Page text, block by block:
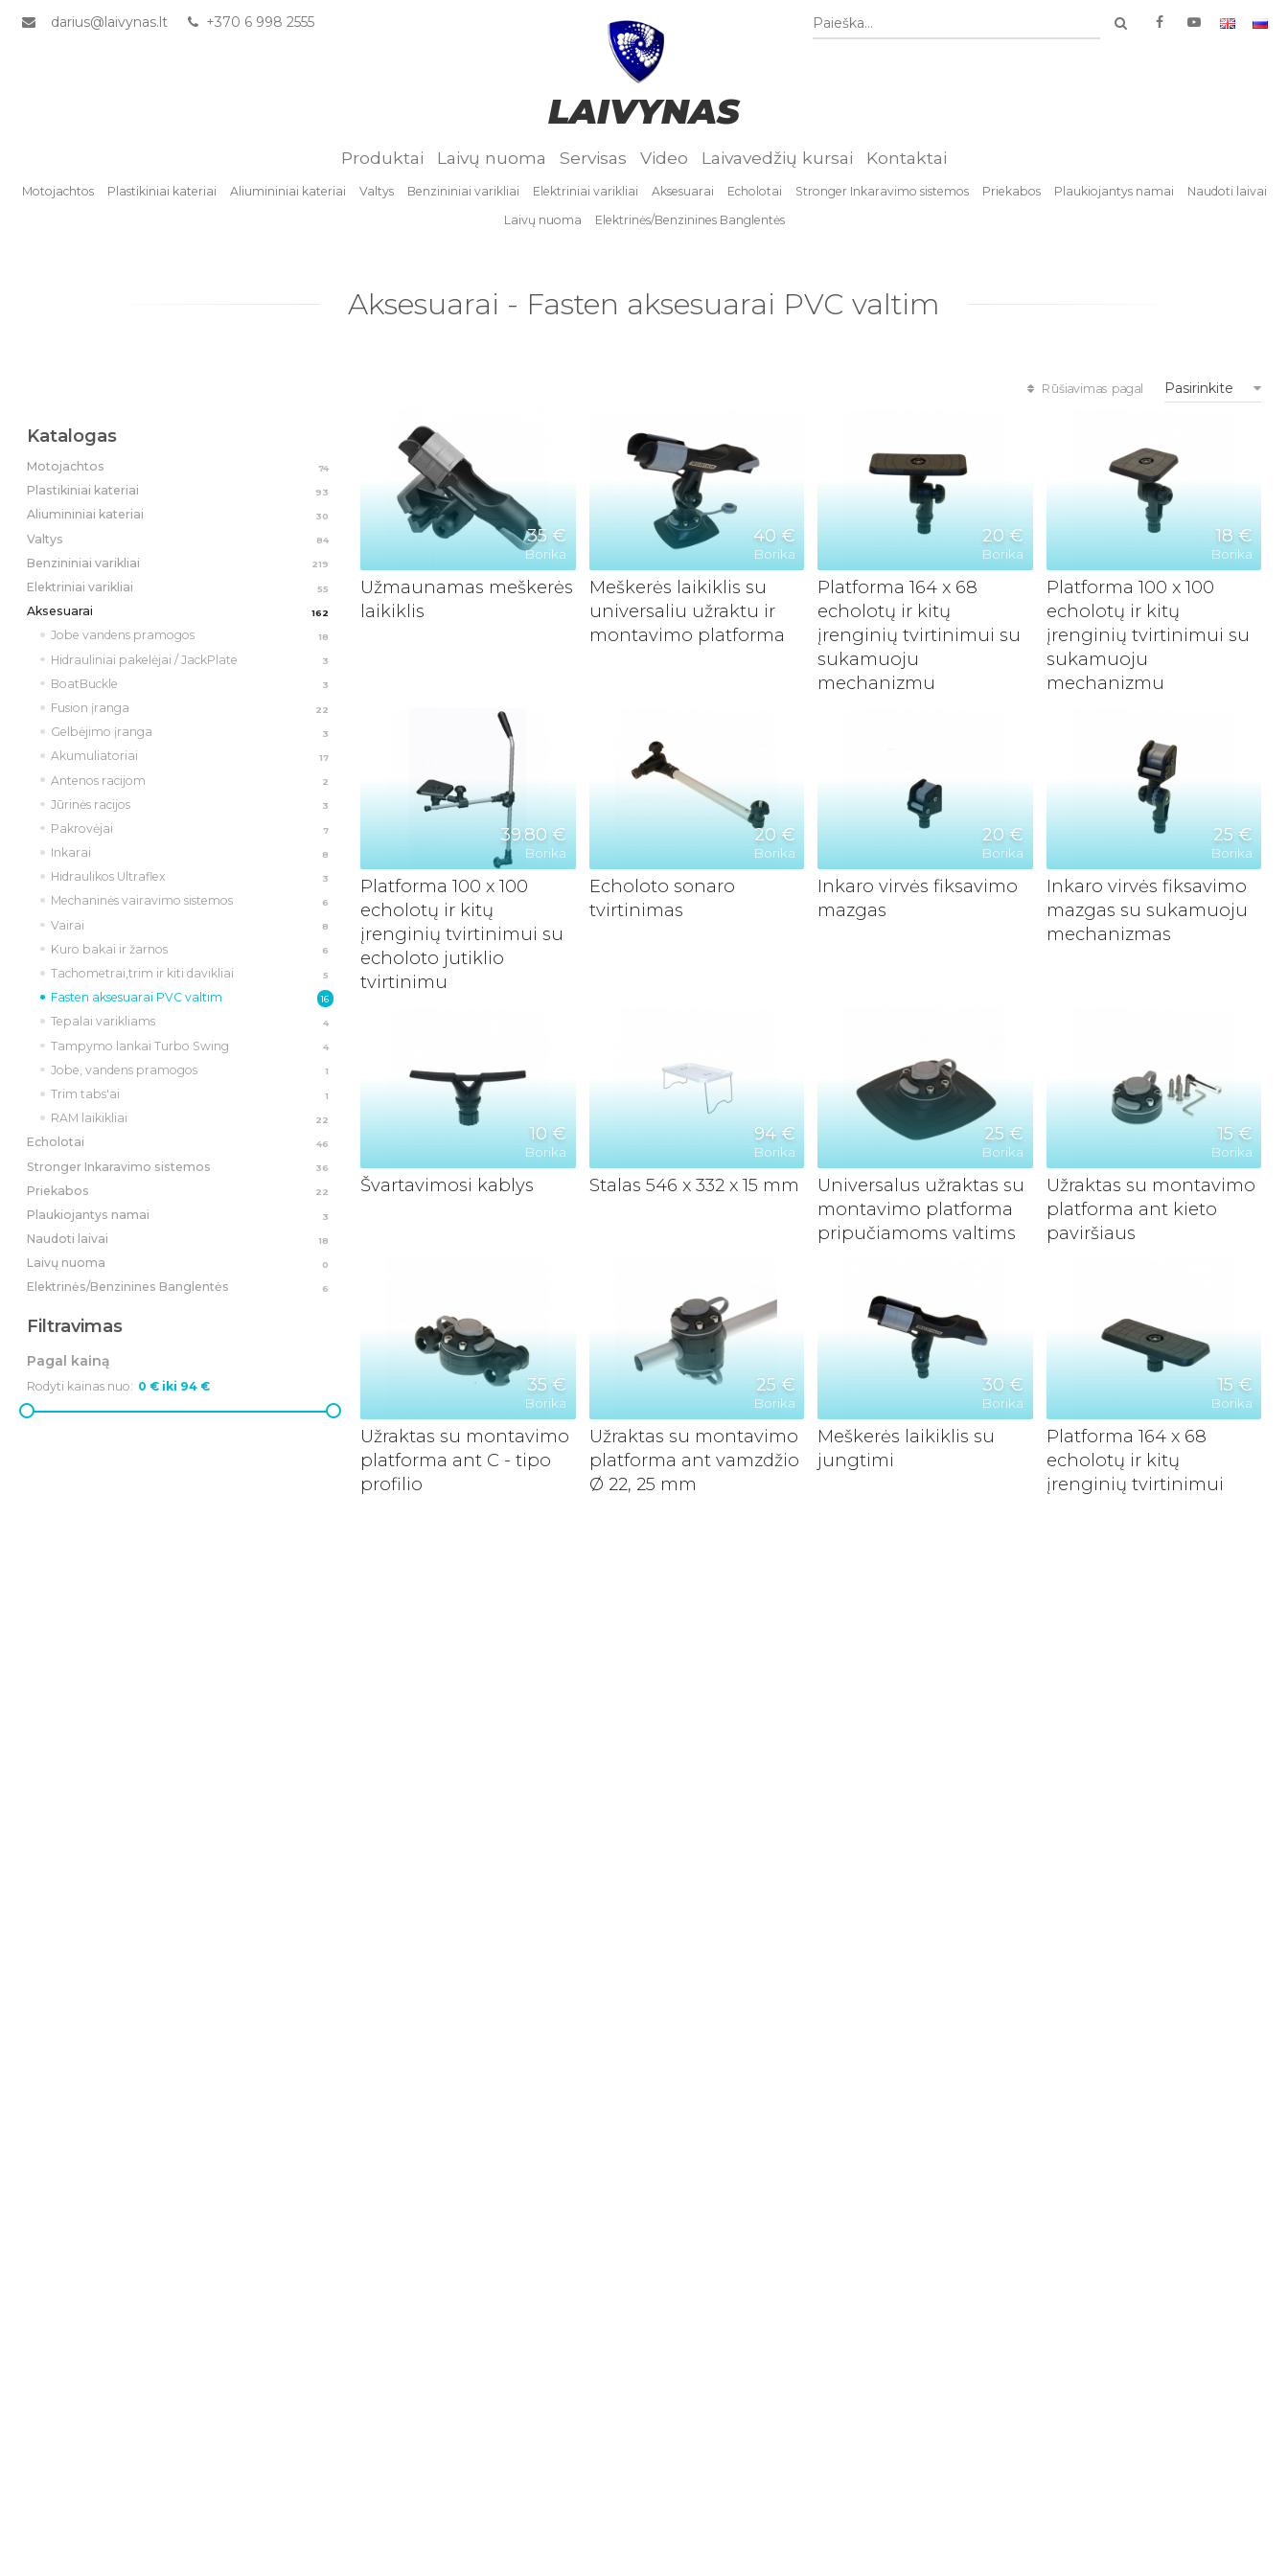
Paieška...
darius@laivynas.lt +370 6 998 2555
LAIVYNAS
Produktai Laivų nuoma Servisas Video Laivavedžių kursai Kontaktai
Motojachtos Plastikiniai kateriai Aliumininiai kateriai Valtys Benzininiai varikliai Elektriniai varikliai Aksesuarai Echolotai Stronger Inkaravimo sistemos Priekabos Plaukiojantys namai
Naudoti laivai
Laivų nuoma
Elektrinės/Benzinines Banglentės
Aksesuarai - Fasten aksesuarai PVC valtim
Rūšiavimas pagal Pasirinkite
Katalogas
74
Motojachtos
93
Plastikiniai kateriai
30
Aliumininiai kateriai
84
Valtys
219
Benzininiai varikliai
55
Elektriniai varikliai
162
Aksesuarai
18
Jobe vandens pramogos
3
Hidrauliniai pakelėjai / JackPlate
3
BoatBuckle
22
Fusion įranga
3
Gelbėjimo įranga
17
Akumuliatoriai
2
Antenos racijom
3
Jūrinės racijos
7
Pakrovėjai
8
Inkarai
3
Hidraulikos Ultraflex
6
Mechaninės vairavimo sistemos
8
Vairai
6
Kuro bakai ir žarnos
5
Tachometrai,trim ir kiti davikliai
16
Fasten aksesuarai PVC valtim
4
Tepalai varikliams
4
Tampymo lankai Turbo Swing
1
Jobe, vandens pramogos
1
Trim tabs'ai
22
RAM laikikliai
46
Echolotai
36
Stronger Inkaravimo sistemos
22
Priekabos
3
Plaukiojantys namai
18
Naudoti laivai
0
Laivų nuoma
6
Elektrinės/Benzinines Banglentės
Filtravimas
Pagal kainą
Rodyti kainas nuo:
35 €
Borika
Užmaunamas meškerės
laikiklis
40 €
Borika
Meškerės laikiklis su
universaliu užraktu ir
montavimo platforma
20 €
Borika
Platforma 164 x 68
echolotų ir kitų
įrenginių tvirtinimui su
sukamuoju
mechanizmu
18 €
Borika
Platforma 100 x 100
echolotų ir kitų
įrenginių tvirtinimui su
sukamuoju
mechanizmu
39.80 €
Borika
Platforma 100 x 100
echolotų ir kitų
įrenginių tvirtinimui su
echoloto jutiklio
tvirtinimu
20 €
Borika
Echoloto sonaro
tvirtinimas
20 €
Borika
Inkaro virvės fiksavimo
mazgas
25 €
Borika
Inkaro virvės fiksavimo
mazgas su sukamuoju
mechanizmas
10 €
Borika
Švartavimosi kablys
94 €
Borika
Stalas 546 x 332 x 15 mm
25 €
Borika
Universalus užraktas su
montavimo platforma
pripučiamoms valtims
15 €
Borika
Užraktas su montavimo
platforma ant kieto
paviršiaus
35 €
Borika
Užraktas su montavimo
platforma ant C - tipo
profilio
25 €
Borika
Užraktas su montavimo
platforma ant vamzdžio
Ø 22, 25 mm
30 €
Borika
Meškerės laikiklis su
jungtimi
15 €
Borika
Platforma 164 x 68
echolotų ir kitų
įrenginių tvirtinimui